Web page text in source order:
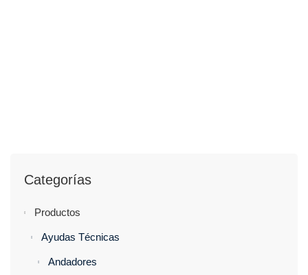
Categorías
Productos
Ayudas Técnicas
Andadores